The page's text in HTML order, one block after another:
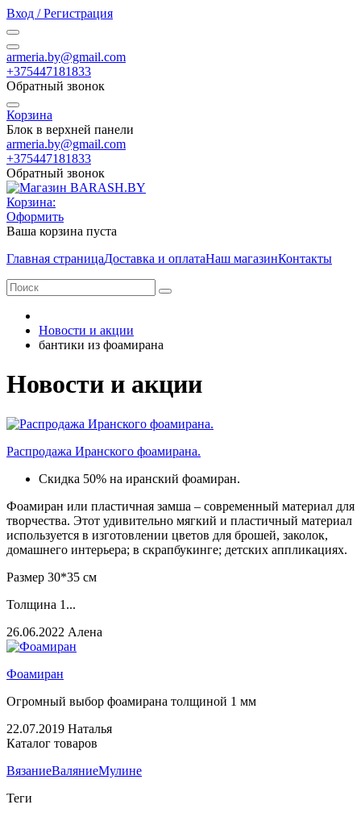
Вход / Регистрация
armeria.by@gmail.com
+375447181833
Обратный звонок
Корзина
Блок в верхней панели
armeria.by@gmail.com
+375447181833
Обратный звонок
Корзина:
Оформить
Ваша корзина пуста
Главная страницаДоставка и оплатаНаш магазинКонтакты
Новости и акции
бантики из фоамирана
Новости и акции
Распродажа Иранского фоамирана.
Скидка 50% на иранский фоамиран.
Фоамиран или пластичная замша – современный материал для
творчества. Этот удивительно мягкий и пластичный материал
используется в изготовлении цветов для брошей, заколок,
домашнего интерьера; в скрапбукинге; детских аппликациях.
Размер 30*35 см
Толщина 1...
26.06.2022 Алена
Фоамиран
Огромный выбор фоамирана толщиной 1 мм
22.07.2019 Наталья
Каталог товаров
ВязаниеВаляниеМулине
Теги